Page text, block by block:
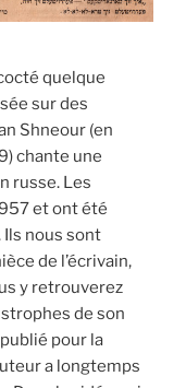
quelque
sur des
Shneour (en
chante une
russe. Les
et ont été
Ils nous sont
de l’écrivain,
y retrouverez
de son
pour la
a longtemps